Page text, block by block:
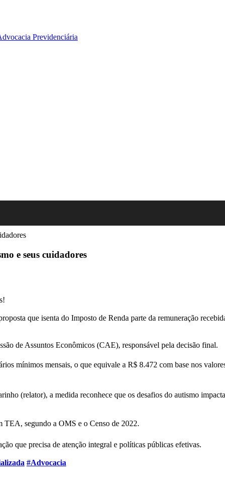
Previdenciária
e seus cuidadores
que isenta do Imposto de Renda parte da remuneração
de Assuntos Econômicos (CAE), responsável pela decisão final.
mínimos mensais, o que equivale a R$ 8.472 com base nos
(relator), a medida reconhece que os desafios do autismo
TEA, segundo a OMS e o Censo de 2022.
que precisa de atenção integral e políticas públicas efetivas.
#Advocacia